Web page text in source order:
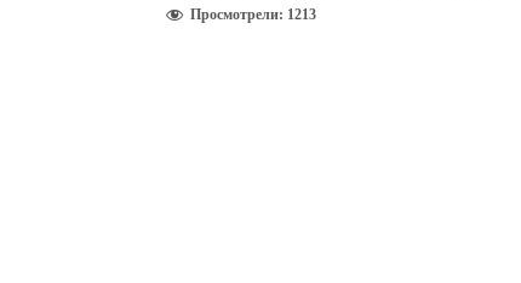
Просмотрели: 1213